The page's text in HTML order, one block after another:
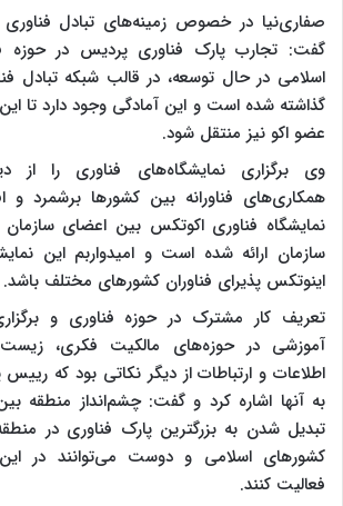
صفاری‌نیا در خصوص زمینه‌های تبادل فناوری
گفت: تجارب پارک فناوری پردیس در حوزه
گذاشته شده است و این آمادگی وجود دارد تا
عضو اکو نیز منتقل شود.
وی برگزاری نمایشگاه‌های فناوری را از
همکاری‌های فناورانه بین کشورها برشمرد و
نمایشگاه فناوری اکوتکس بین اعضای سازمان
سازمان ارائه شده است و امیدواربم این
اینوتکس پذیرای فناوران کشورهای مختلف باشد.
تعریف کار مشترک در حوزه فناوری و
آموزشی در حوزه‌های مالکیت فکری،
اطلاعات و ارتباطات از دیگر نکاتی بود که
به آنها اشاره کرد و گفت: چشم‌انداز منطقه
تبدیل شدن به بزرگترین پارک فناوری در
کشورهای اسلامی و دوست می‌توانند در
فعالیت کنند.